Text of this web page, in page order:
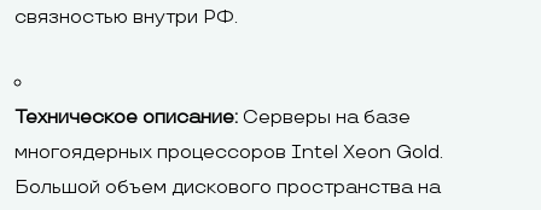
связностью внутри РФ.
Техническое описание: Серверы на базе
многоядерных процессоров Intel Xeon Gold.
Большой объем дискового пространства на